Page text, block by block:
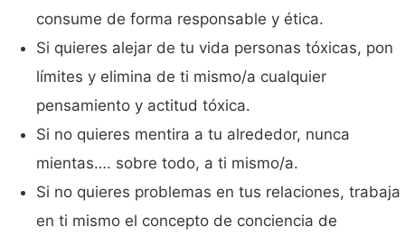
consume de forma responsable y ética.
Si quieres alejar de tu vida personas tóxicas, pon
límites y elimina de ti mismo/a cualquier
pensamiento y actitud tóxica.
Si no quieres mentira a tu alrededor, nunca
mientas…. sobre todo, a ti mismo/a.
Si no quieres problemas en tus relaciones, trabaja
en ti mismo el concepto de conciencia de